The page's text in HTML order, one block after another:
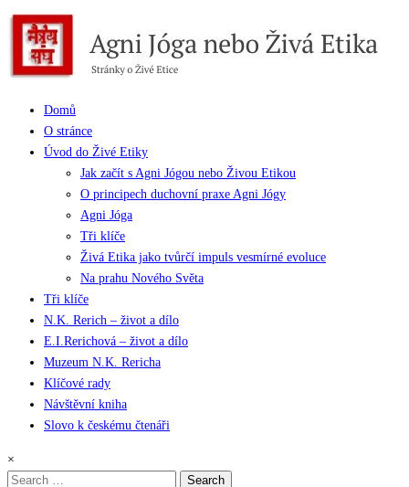
Domů
O stránce
Úvod do Živé Etiky
Jak začít s Agni Jógou nebo Živou Etikou
O principech duchovní praxe Agni Jógy
Agni Jóga
Tři klíče
Živá Etika jako tvůrčí impuls vesmírné evoluce
Na prahu Nového Světa
Tři klíče
N.K. Rerich – život a dílo
E.I.Rerichová – život a dílo
Muzeum N.K. Rericha
Klíčové rady
Návštěvní kniha
Slovo k českému čtenáři
×
Search